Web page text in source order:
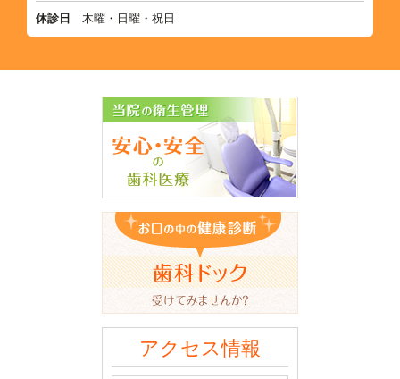
休診日 木曜・日曜・祝日
アクセス情報